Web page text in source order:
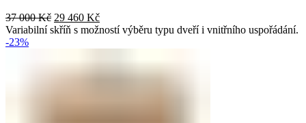
37 000Kč 29 460 Kč
Variabilní skříň s možností výběru typu dveří i vnitřního uspořádání.
-23%